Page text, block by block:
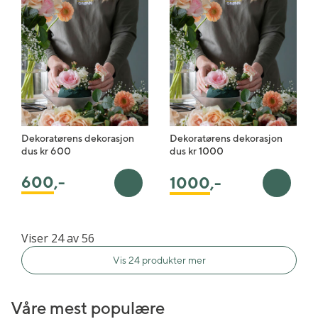
Dekoratørens dekorasjon
dus kr 600
600,- Legg i handlekurv
Dekoratørens dekorasjon
dus kr 1000
1000,- Legg i
Viser 24 av 56
Vis 24 produkter mer
Våre mest populære